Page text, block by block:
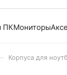
ПКМониторы
Корпуса для